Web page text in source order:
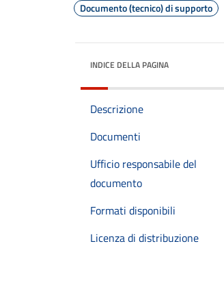
Documento (tecnico) di supporto
INDICE DELLA PAGINA
Descrizione
Documenti
Ufficio responsabile del
documento
Formati disponibili
Licenza di distribuzione